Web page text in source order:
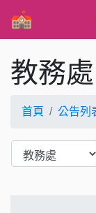
教務處
首頁 公告列